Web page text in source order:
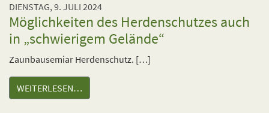
DIENSTAG, 9. JULI 2024
Möglichkeiten des Herdenschutzes auch
in „schwierigem Gelände“
Zaunbausemiar Herdenschutz. […]
WEITERLESEN…